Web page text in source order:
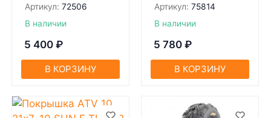
Артикул: 72506
В наличии
5 400 ₽
В КОРЗИНУ
Артикул: 75814
В наличии
5 780 ₽
В КОРЗИНУ